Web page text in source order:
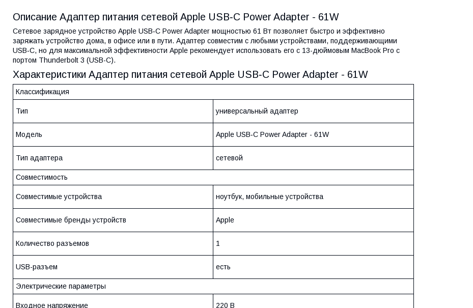
Описание Адаптер питания сетевой Apple USB‑C Power Adapter - 61W
Сетевое зарядное устройство Apple USB‑C Power Adapter мощностью 61 Вт позволяет быстро и эффективно
заряжать устройство дома, в офисе или в пути. Адаптер совместим с любыми устройствами, поддерживающими
USB‑C, но для максимальной эффективности Apple рекомендует использовать его с 13-дюймовым MacBook Pro с
портом Thunderbolt 3 (USB-C).
Характеристики Адаптер питания сетевой Apple USB‑C Power Adapter - 61W
Классификация
Тип универсальный адаптер
Модель Apple USB‑C Power Adapter - 61W
Тип адаптера сетевой
Совместимость
Совместимые устройства ноутбук, мобильные устройства
Совместимые бренды устройств Apple
Количество разъемов 1
USB-разъем есть
Электрические параметры
Входное напряжение 220 В